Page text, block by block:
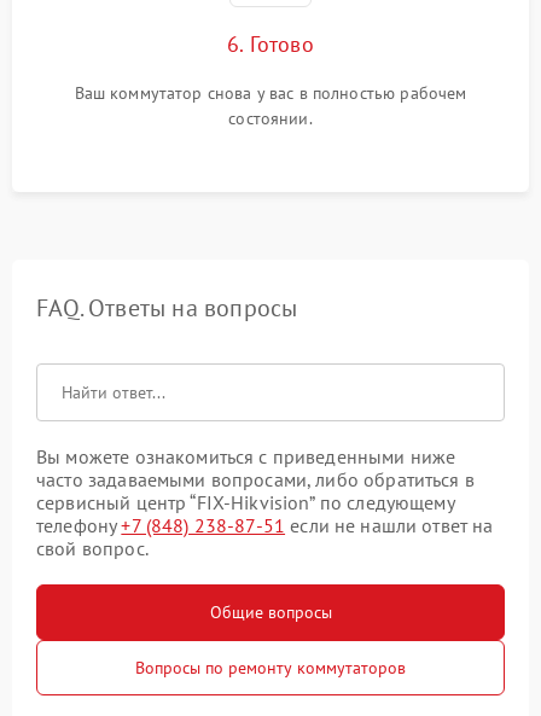
6. Готово
Ваш коммутатор снова у вас в полностью рабочем
состоянии.
FAQ. Ответы на вопросы
Вы можете ознакомиться с приведенными ниже
часто задаваемыми вопросами, либо обратиться в
сервисный центр “FIX-Hikvision” по следующему
телефону+7 (848) 238-87-51 если не нашли ответ на
свой вопрос.
Общие вопросы
Вопросы по ремонту коммутаторов